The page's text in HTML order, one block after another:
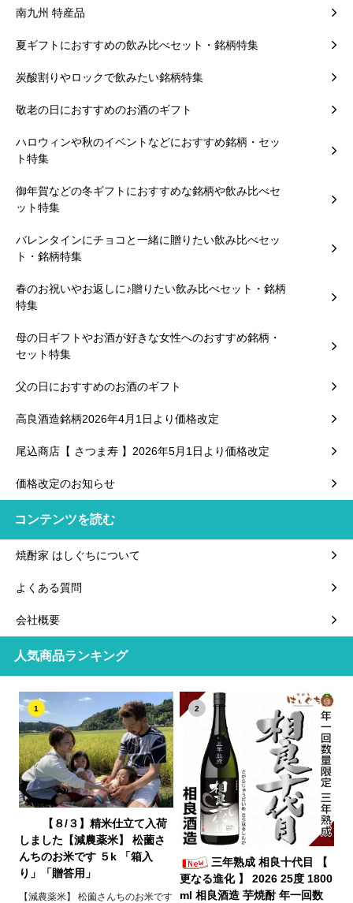
南九州 特産品
夏ギフトにおすすめの飲み比べセット・銘柄特集
炭酸割りやロックで飲みたい銘柄特集
敬老の日におすすめのお酒のギフト
ハロウィンや秋のイベントなどにおすすめ銘柄・セッ
ト特集
御年賀などの冬ギフトにおすすめな銘柄や飲み比べセ
ット特集
バレンタインにチョコと一緒に贈りたい飲み比べセッ
ト・銘柄特集
春のお祝いやお返しに♪贈りたい飲み比べセット・銘柄
特集
母の日ギフトやお酒が好きな女性へのおすすめ銘柄・
セット特集
父の日におすすめのお酒のギフト
高良酒造銘柄2026年4月1日より価格改定
尾込商店【 さつま寿 】2026年5月1日より価格改定
価格改定のお知らせ
コンテンツを読む
焼酎家 はしぐちについて
よくある質問
会社概要
人気商品ランキング
1
【８/３】精米仕立て入荷
しました【減農薬米】 松薗さ
んちのお米です ５k 「箱入
り」「贈答用」
【減農薬米】 松薗さんちのお米です
2
三年熟成 相良十代目 【
更なる進化 】 2026 25度 1800
ml 相良酒造 芋焼酎 年一回数